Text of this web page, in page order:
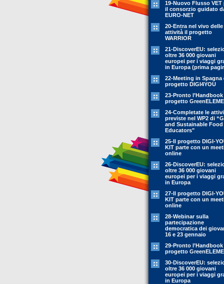
19-Nuovo Flusso VET
il consorzio guidato
EURO-NET
20-Entra nel vivo delle
attività il progetto
WARRIOR
21-DiscoverEU:
oltre 36 000 giovani
europei per i viaggi
in Europa (prima
22-Meeting in Spagna
progetto DIGI4YOU
23-Pronto
progetto
24-Completate le
previste nel WP2 di
and Sustainable Food
Educators"
25-Il progetto DIGI-
KIT parte con un
online
26-DiscoverEU:
oltre 36 000 giovani
europei per i viaggi
in Europa
27-Il progetto DIGI-
KIT parte con un
online
28-Webinar sulla
partecipazione
democratica dei
16 e 23 gennaio
29-Pronto
progetto
30-DiscoverEU:
oltre 36 000 giovani
europei per i viaggi
in Europa